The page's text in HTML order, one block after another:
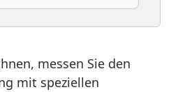
messen Sie den
mit speziellen